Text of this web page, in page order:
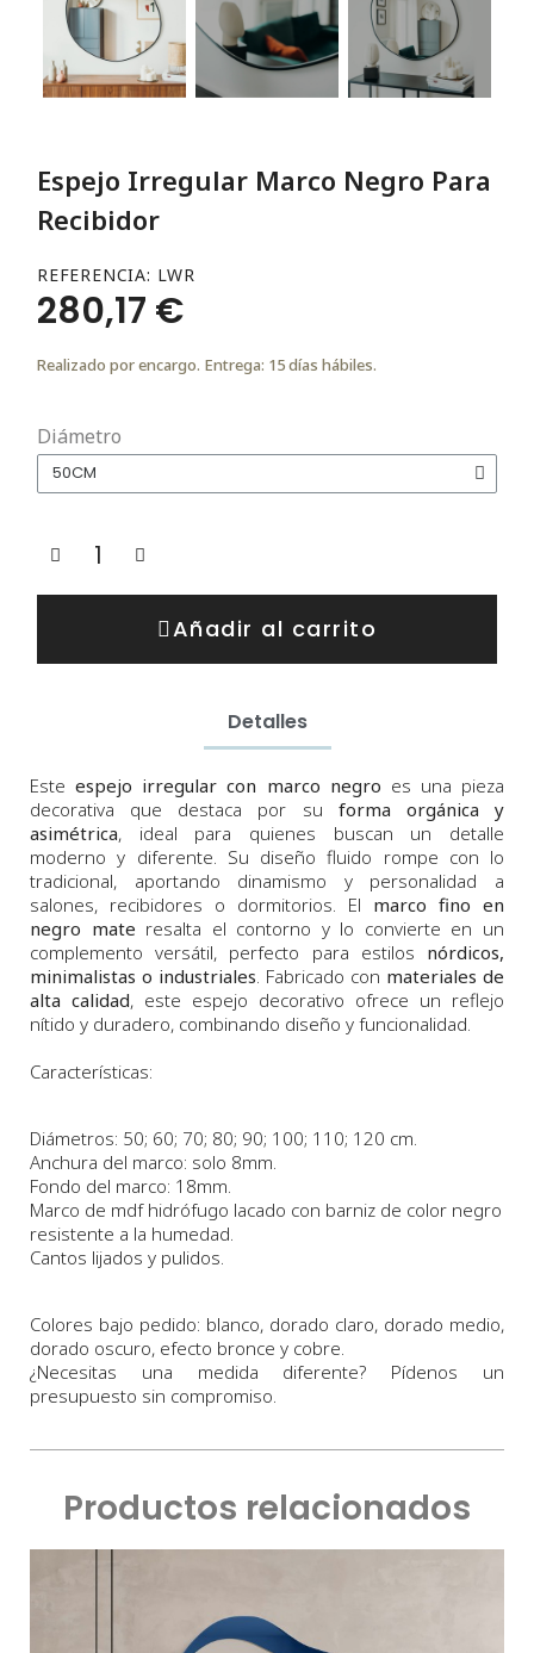
Espejo Irregular Marco Negro Para
Recibidor
REFERENCIA LWR
280,17 €
Realizado por encargo. Entrega: 15 días hábiles.
Diámetro
Añadir al carrito
Detalles
Esteespejo irregular con marco negro es una pieza
decorativa que destaca por su forma orgánica y
asimétrica, ideal para quienes buscan un detalle
moderno y diferente. Su diseño fluido rompe con lo
tradicional, aportando dinamismo y personalidad a
salones, recibidores o dormitorios. El marco fino en
negro mate resalta el contorno y lo convierte en un
complemento versátil, perfecto para estilos nórdicos,
minimalistas o industriales . Fabricado con materiales de
alta calidad, este espejo decorativo ofrece un reflejo
nítido y duradero, combinando diseño y funcionalidad.
Características:
Diámetros: 50; 60; 70; 80; 90; 100; 110; 120 cm.
Anchura del marco: solo 8mm.
Fondo del marco: 18mm
Marco de mdf hidrófugo lacado con barniz de color negro
resistente a la humedad.
Cantos lijados y pulidos.
Colores bajo pedido: blanco, dorado claro, dorado medio,
dorado oscuro, efecto bronce y cobre.
¿Necesitas una medida diferente? Pídenos un
presupuesto sin compromiso.
Productos relacionados